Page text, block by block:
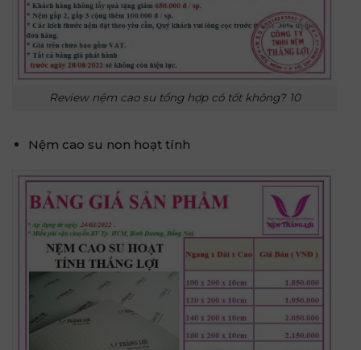
Review nệm cao su tổng hợp có tốt không? 10
Nệm cao su non hoạt tính